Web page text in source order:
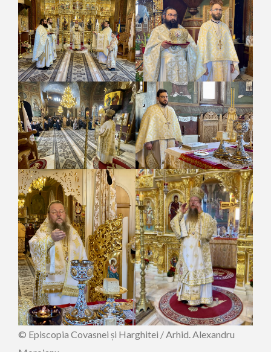
© Episcopia Covasnei și Harghitei / Arhid. Alexandru